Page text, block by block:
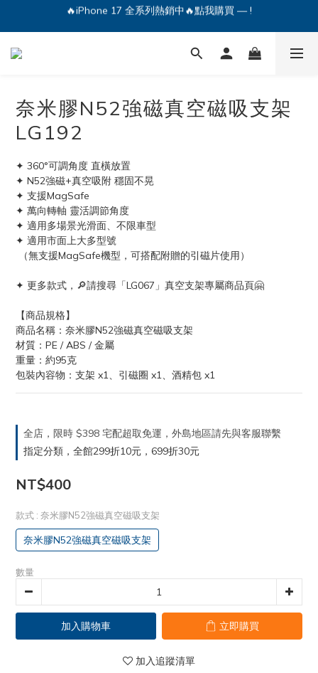
🔥iPhone 17 全系列熱銷中🔥點我購買 — !
💕加入Q哥 Line 新好友領優惠券！🎫
🔥iPhone 17 全系列熱銷中🔥點我購買 — !
奈米膠N52強磁真空磁吸支架
LG192
✦ 360°可調角度 直橫放置
✦ N52強磁+真空吸附 穩固不晃
✦ 支援MagSafe
✦ 萬向轉軸 靈活調節角度
✦ 適用多場景光滑面、不限車型
✦ 適用市面上大多型號
（無支援MagSafe機型，可搭配附贈的引磁片使用）
✦ 更多款式，🔎請搜尋「LG067」真空支架專屬商品頁🤗
【商品規格】
商品名稱：奈米膠N52強磁真空磁吸支架
材質：PE / ABS / 金屬
重量：約95克
包裝內容物：支架 x1、引磁圈 x1、酒精包 x1
全店，限時 $398 宅配超取免運，外島地區請先與客服聯繫
指定分類，全館299折10元，699折30元
NT$400
款式 : 奈米膠N52強磁真空磁吸支架
奈米膠N52強磁真空磁吸支架
數量
加入購物車 立即購買
加入追蹤清單